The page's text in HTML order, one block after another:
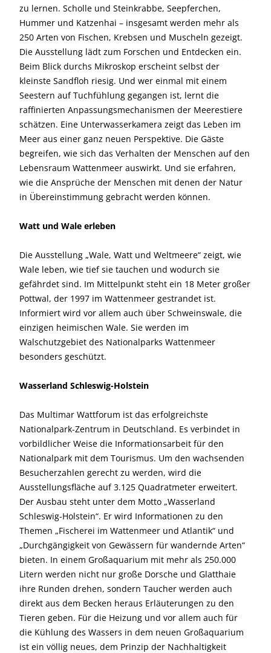
zu lernen. Scholle und Steinkrabbe, Seepferchen,
Hummer und Katzenhai – insgesamt werden mehr als
250 Arten von Fischen, Krebsen und Muscheln gezeigt.
Die Ausstellung lädt zum Forschen und Entdecken ein.
Beim Blick durchs Mikroskop erscheint selbst der
kleinste Sandfloh riesig. Und wer einmal mit einem
Seestern auf Tuchfühlung gegangen ist, lernt die
raffinierten Anpassungsmechanismen der Meerestiere
schätzen. Eine Unterwasserkamera zeigt das Leben im
Meer aus einer ganz neuen Perspektive. Die Gäste
begreifen, wie sich das Verhalten der Menschen auf den
Lebensraum Wattenmeer auswirkt. Und sie erfahren,
wie die Ansprüche der Menschen mit denen der Natur
in Übereinstimmung gebracht werden können.
Watt und Wale erleben
Die Ausstellung „Wale, Watt und Weltmeere“ zeigt, wie
Wale leben, wie tief sie tauchen und wodurch sie
gefährdet sind. Im Mittelpunkt steht ein 18 Meter großer
Pottwal, der 1997 im Wattenmeer gestrandet ist.
Informiert wird vor allem auch über Schweinswale, die
einzigen heimischen Wale. Sie werden im
Walschutzgebiet des Nationalparks Wattenmeer
besonders geschützt.
Wasserland Schleswig-Holstein
Das Multimar Wattforum ist das erfolgreichste
Nationalpark-Zentrum in Deutschland. Es verbindet in
vorbildlicher Weise die Informationsarbeit für den
Nationalpark mit dem Tourismus. Um den wachsenden
Besucherzahlen gerecht zu werden, wird die
Ausstellungsfläche auf 3.125 Quadratmeter erweitert.
Der Ausbau steht unter dem Motto „Wasserland
Schleswig-Holstein“. Er wird Informationen zu den
Themen „Fischerei im Wattenmeer und Atlantik“ und
„Durchgängigkeit von Gewässern für wandernde Arten“
bieten. In einem Großaquarium mit mehr als 250.000
Litern werden nicht nur große Dorsche und Glatthaie
ihre Runden drehen, sondern Taucher werden auch
direkt aus dem Becken heraus Erläuterungen zu den
Tieren geben. Für die Heizung und vor allem auch für
die Kühlung des Wassers in dem neuen Großaquarium
ist ein völlig neues, dem Prinzip der Nachhaltigkeit